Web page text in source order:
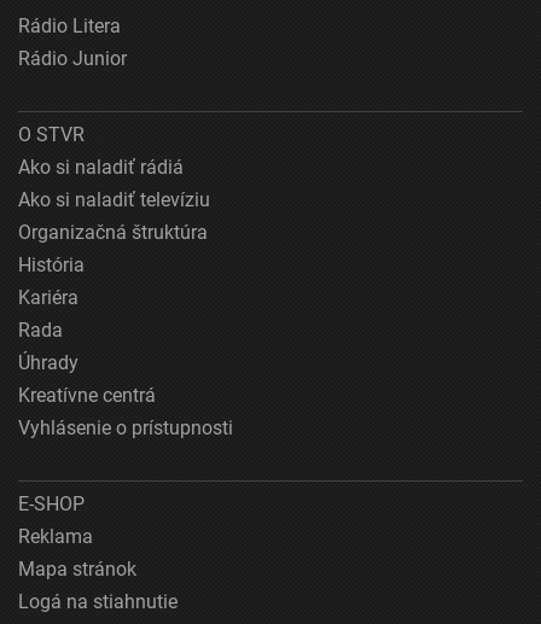
Rádio Litera
Rádio Junior
O STVR
Ako si naladiť rádiá
Ako si naladiť televíziu
Organizačná štruktúra
História
Kariéra
Rada
Úhrady
Kreatívne centrá
Vyhlásenie o prístupnosti
E-SHOP
Reklama
Mapa stránok
Logá na stiahnutie